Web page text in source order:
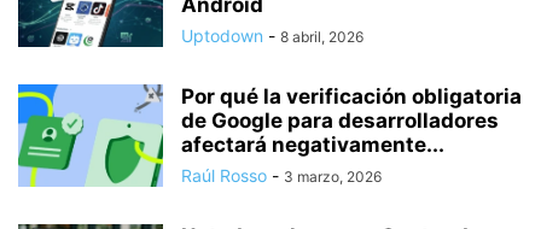
Uptodown - 8 abril, 2026
Por qué la verificación obligatoria
de Google para desarrolladores
afectará negativamente...
Raúl Rosso - 3 marzo, 2026